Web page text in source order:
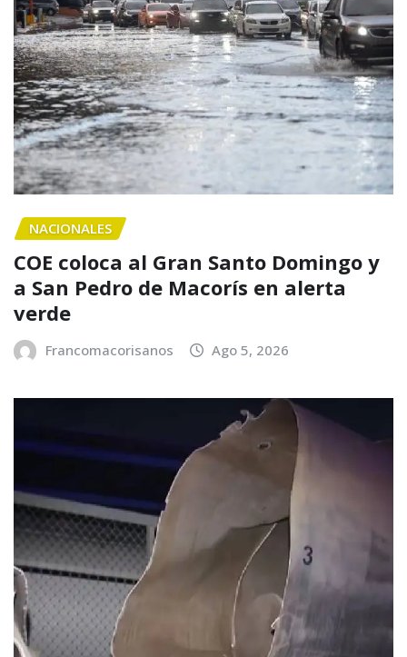
NACIONALES
COE coloca al Gran Santo Domingo y
a San Pedro de Macorís en alerta
verde
Francomacorisanos Ago 5, 2026